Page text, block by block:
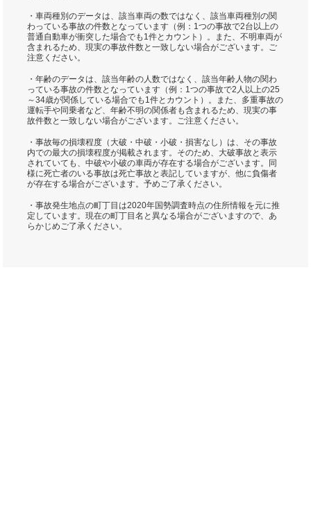
・車両種別のデータは、該当車両の数ではなく、該当車両種別の関
わっている事故の件数となっています（例：1つの事故で2台以上の
普通自動車が衝突した場合でも1件とカウント）。また、不明車両が
含まれるため、現実の事故件数と一致しない場合がございます。ご
注意ください。
・年齢のデータは、該当年齢の人数ではなく、該当年齢人物の関わ
っている事故の件数となっています（例：1つの事故で2人以上の25
～34歳が関係している場合でも1件とカウント）。また、多重事故の
運転手や同乗者など、年齢不明の関係者も含まれるため、現実の事
故件数と一致しない場合がございます。ご注意ください。
・事故毎の損壊程度（大破・中破・小破・損害なし）は、その事故
内での最大の損壊程度が掲載されます。そのため、大破事故と表示
されていても、中破や小破の車両が存在する場合がございます。同
様に死亡者のいる事故は死亡事故と表記していますが、他に負傷者
が存在する場合がございます。予めご了承ください。
・事故発生地点の町丁目は2020年国勢調査時点の住所情報を元に推
定しています。現在の町丁目名と異なる場合がございますので、あ
らかじめご了承ください。